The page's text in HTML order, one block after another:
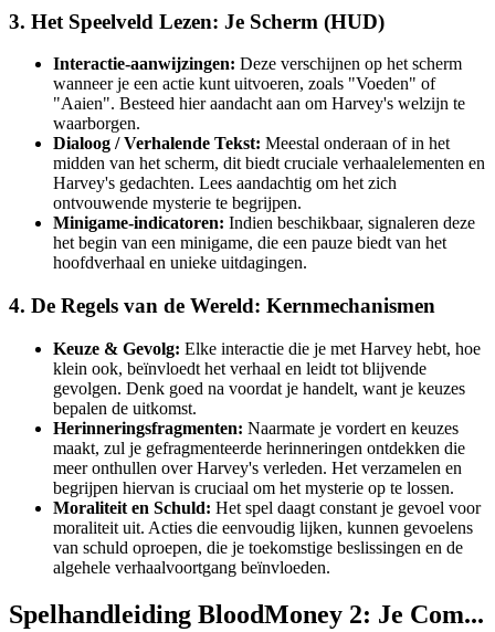
3. Het Speelveld Lezen: Je Scherm (HUD)
Interactie-aanwijzingen: Deze verschijnen op het scherm
wanneer je een actie kunt uitvoeren, zoals "Voeden" of
"Aaien". Besteed hier aandacht aan om Harvey's welzijn te
waarborgen.
Dialoog / Verhalende Tekst: Meestal onderaan of in het
midden van het scherm, dit biedt cruciale verhaalelementen en
Harvey's gedachten. Lees aandachtig om het zich
ontvouwende mysterie te begrijpen.
Minigame-indicatoren: Indien beschikbaar, signaleren deze
het begin van een minigame, die een pauze biedt van het
hoofdverhaal en unieke uitdagingen.
4. De Regels van de Wereld: Kernmechanismen
Keuze & Gevolg: Elke interactie die je met Harvey hebt, hoe
klein ook, beïnvloedt het verhaal en leidt tot blijvende
gevolgen. Denk goed na voordat je handelt, want je keuzes
bepalen de uitkomst.
Herinneringsfragmenten: Naarmate je vordert en keuzes
maakt, zul je gefragmenteerde herinneringen ontdekken die
meer onthullen over Harvey's verleden. Het verzamelen en
begrijpen hiervan is cruciaal om het mysterie op te lossen.
Moraliteit en Schuld: Het spel daagt constant je gevoel voor
moraliteit uit. Acties die eenvoudig lijken, kunnen gevoelens
van schuld oproepen, die je toekomstige beslissingen en de
algehele verhaalvoortgang beïnvloeden.
Spelhandleiding BloodMoney 2: Je Com...